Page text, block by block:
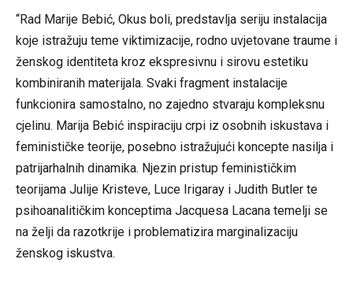
“Rad Marije Bebić, Okus boli, predstavlja seriju instalacija
koje istražuju teme viktimizacije, rodno uvjetovane traume i
ženskog identiteta kroz ekspresivnu i sirovu estetiku
kombiniranih materijala. Svaki fragment instalacije
funkcionira samostalno, no zajedno stvaraju kompleksnu
cjelinu. Marija Bebić inspiraciju crpi iz osobnih iskustava i
feminističke teorije, posebno istražujući koncepte nasilja i
patrijarhalnih dinamika. Njezin pristup feminističkim
teorijama Julije Kristeve, Luce Irigaray i Judith Butler te
psihoanalitičkim konceptima Jacquesa Lacana temelji se
na želji da razotkrije i problematizira marginalizaciju
ženskog iskustva.